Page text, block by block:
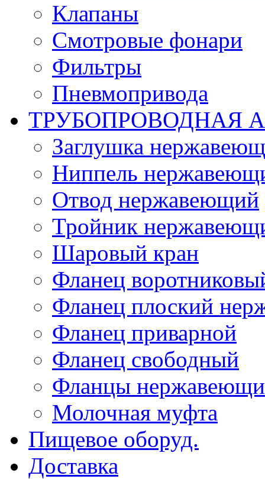
Клапаны
Смотровые фонари
Фильтры
Пневмопривода
ТРУБОПРОВОДНАЯ
Заглушка
Ниппель
Отвод нержавеющий
Тройник
Шаровый кран
Фланец
Фланец плоский
Фланец приварной
Фланец свободный
Фланцы
Молочная муфта
Пищевое оборуд.
Доставка